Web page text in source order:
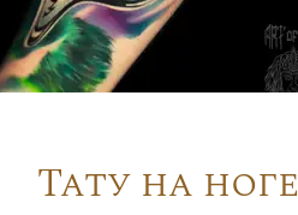
Тату на ноге